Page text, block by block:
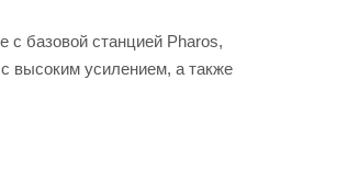
с базовой станцией Pharos,
высоким усилением, а также